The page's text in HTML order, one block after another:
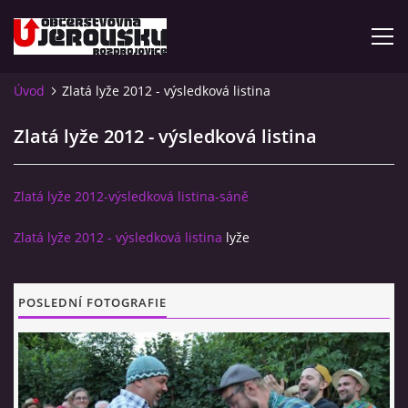
KDE NÁS NAJDETE?
VIDLÁCKÝ VÍCEBOJ 2020 - ČLÁNEK Z ROZDROJOVICKÉ
DRBNY 4/2020
Úvod Zlatá lyže 2012 - výsledková listina
Zlatá lyže 2012 - výsledková listina
Zlatá lyže 2012-výsledková listina-sáně
Zlatá lyže 2012 - výsledková listina lyže
POSLEDNÍ FOTOGRAFIE